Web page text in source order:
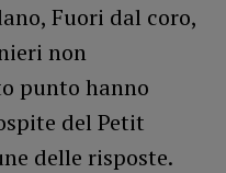
Fuori dal coro,
non
punto hanno
del Petit
delle risposte.